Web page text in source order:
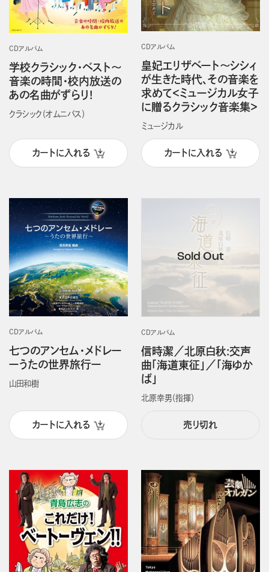
CDアルバム
学校クラシック・ベスト～
音楽の時間・校内放送の
あの名曲がずらり!
クラシック（オムニバス）
カートに入れる
CDアルバム
皇妃エリザベート～シシィ
が生きた時代、その音楽を
求めて＜ミュージカル女子
に贈るクラシック音楽集＞
ミュージカル
カートに入れる
CDアルバム
七つのアンセム・メドレー
ーうたの世界旅行ー
山田和樹
カートに入れる
CDアルバム
信時潔／北原白秋:交声
曲「海道東征」／「海ゆか
ば」
北原幸男（指揮）
売り切れ